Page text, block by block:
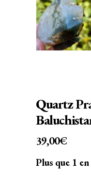
Quartz
39,00€
Plus que 1